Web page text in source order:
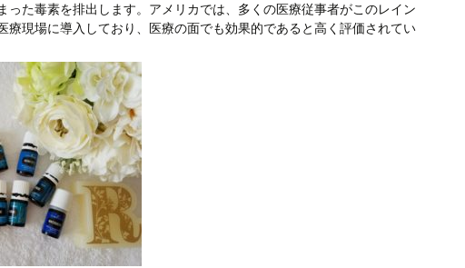
った毒素を排出します。アメリカでは、多くの医療従事者がこのレイン
療現場に導入しており、医療の面でも効果的であると高く評価されてい